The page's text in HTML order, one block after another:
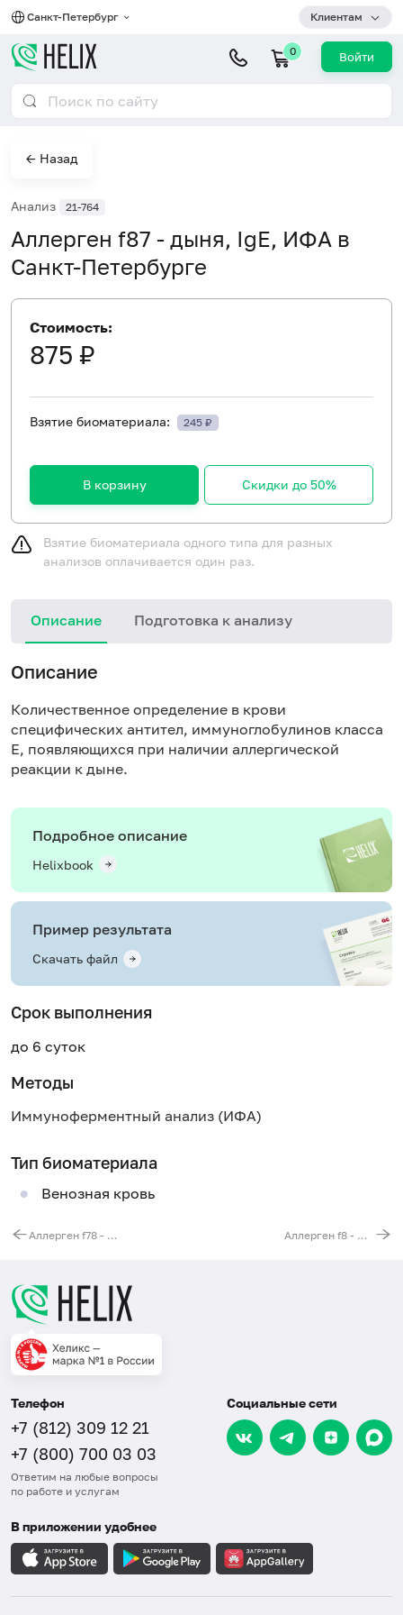
Санкт-Петербург Клиентам
0 Войти
← Назад
Анализ 21-764
Аллерген f87 - дыня, IgE, ИФА в
Санкт-Петербурге
Стоимость:
875 ₽
Взятие биоматериала: 245 ₽
В корзину Скидки до 50%
Взятие биоматериала одного типа для разных
анализов оплачивается один раз.
Описание Подготовка к анализу
Описание
Количественное определение в крови
специфических антител, иммуноглобулинов класса
E, появляющихся при наличии аллергической
реакции к дыне.
Подробное описание
Helixbook
Пример результата
Скачать файл
Срок выполнения
до 6 суток
Методы
Иммуноферментный анализ (ИФА)
Тип биоматериала
Венозная кровь
Аллерген f78 - казеин, IgE, ИФА Аллерген f8 - мука кукурузная, IgE, ИФА
Телефон
+7 (812) 309 12 21
+7 (800) 700 03 03
Ответим на любые вопросы
по работе и услугам
Социальные сети
В приложении удобнее